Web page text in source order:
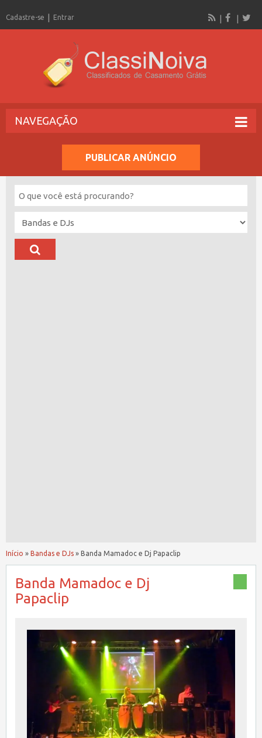
Cadastre-se Entrar
NAVEGAÇÃO
PUBLICAR ANÚNCIO
Início » Bandas e DJs » Banda Mamadoc e Dj Papaclip
Banda Mamadoc e Dj
Papaclip